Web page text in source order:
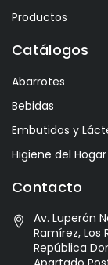
Badia
Best Maid
Bitburger
Black Kite
Productos
Catálogos
Abarrotes
Bebidas
Embutidos y
Higiene del Hogar
Contacto
Av. Luperón
Ramírez, Los
República